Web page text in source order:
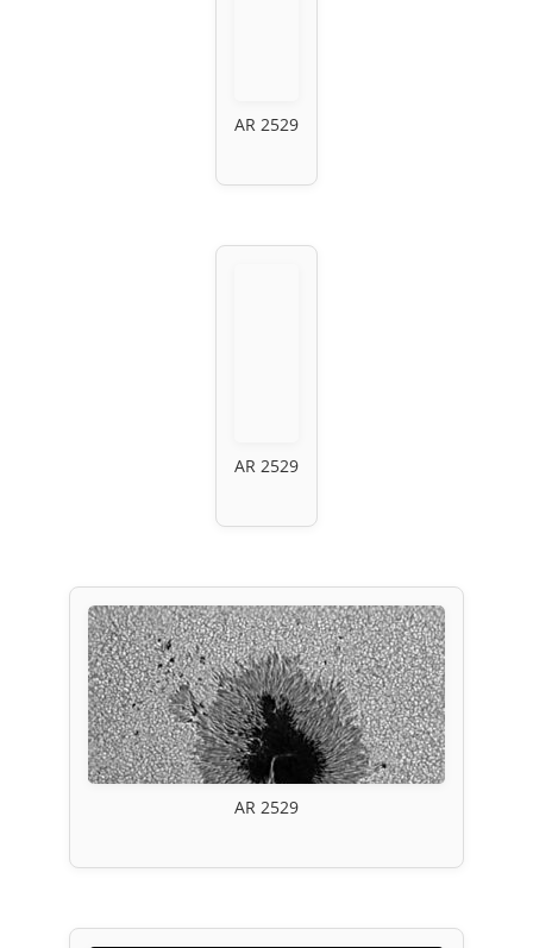
AR 2529
AR 2529
AR 2529